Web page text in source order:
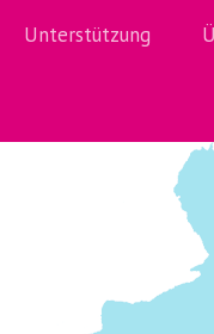
Unterstützung